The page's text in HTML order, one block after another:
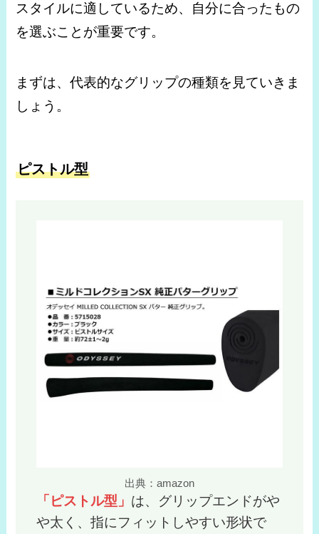
スタイルに適しているため、自分に合ったもの
を選ぶことが重要です。
まずは、代表的なグリップの種類を見ていきま
しょう。
ピストル型
出典：amazon
「ピストル型」 は、グリップエンドがや
や太く、指にフィットしやすい形状で